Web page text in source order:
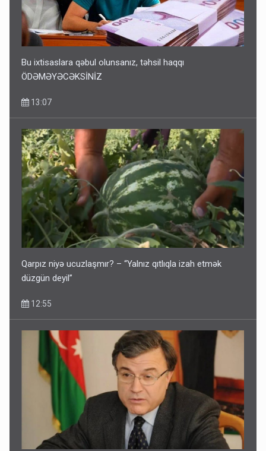
Bu ixtisaslara qəbul olunsanız, təhsil haqqı
ÖDƏMƏYƏCƏKSİNİZ
13:07
Qarpız niyə ucuzlaşmır? – “Yalnız qıtlıqla izah etmək
düzgün deyil”
12:55